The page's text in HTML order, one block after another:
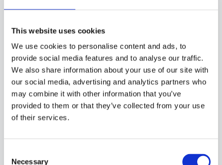
This website uses cookies
We use cookies to personalise content and ads, to
provide social media features and to analyse our traffic.
We also share information about your use of our site with
our social media, advertising and analytics partners who
may combine it with other information that you’ve
provided to them or that they’ve collected from your use
of their services.
Necessary
CONTROLLO DELLA QUALITÀ DELL'ARIA.